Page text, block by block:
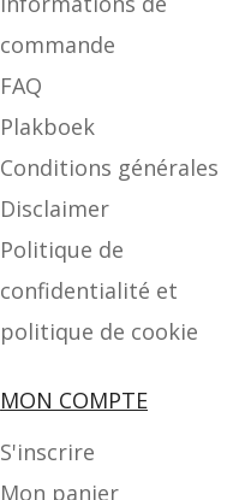
commande
FAQ
Plakboek
Conditions générales
Disclaimer
Politique de
confidentialité et
politique de cookie
MON COMPTE
S'inscrire
Mon panier